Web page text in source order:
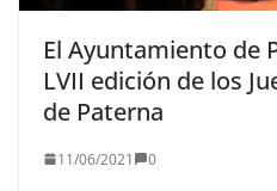
El Ayuntamiento de
LVII edición de los
de Paterna
11/06/2021 0